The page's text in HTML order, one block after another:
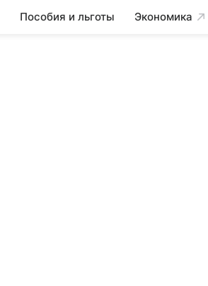
Пособия и льготы Экономика